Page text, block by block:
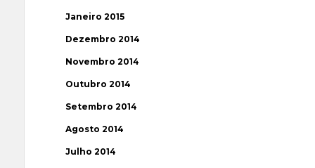
Janeiro 2015
Dezembro 2014
Novembro 2014
Outubro 2014
Setembro 2014
Agosto 2014
Julho 2014